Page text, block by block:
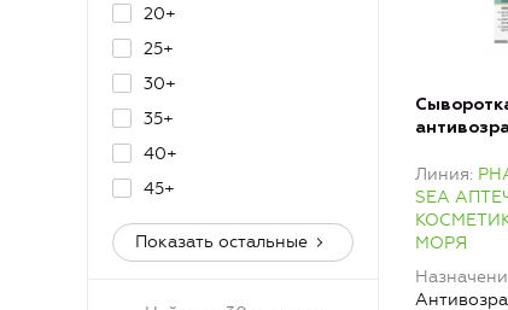
20+
25+
30+
35+
40+
45+
Показать остальные
Линия
SEA
МОРЯ